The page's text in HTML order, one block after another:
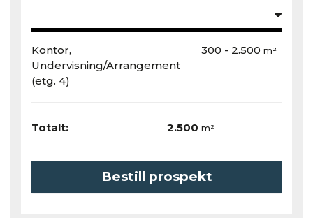
Kontor,
Undervisning/Arrangement
(etg. 4)
300 - 2.500 m²
Totalt: 2.500 m²
Bestill prospekt